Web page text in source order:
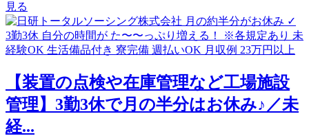
見る
【装置の点検や在庫管理など工場施設
管理】3勤3休で月の半分はお休み♪／未
経...